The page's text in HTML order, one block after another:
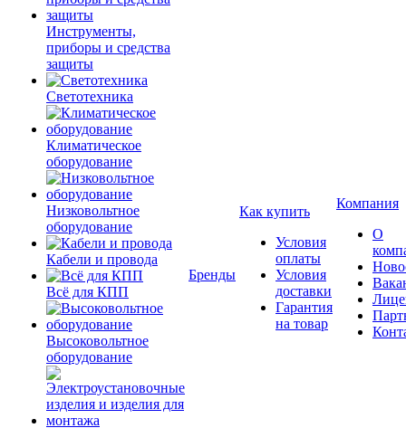
Инструменты,
приборы и средства
защиты
Светотехника
Климатическое
оборудование
Низковольтное
оборудование
Кабели и провода
Всё для КПП
Высоковольтное
оборудование
Бренды
Как купить
Условия
оплаты
Условия
доставки
Гарантия
на товар
Компания
О